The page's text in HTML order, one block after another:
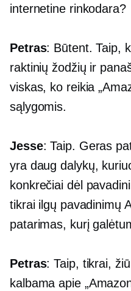
internetine rinkodara?
Petras: Būtent. Taip,
raktinių žodžių ir
viskas, ko reikia
sąlygomis.
Jesse: Taip. Geras
yra daug dalykų,
konkrečiai dėl
tikrai ilgų pavadinimų
patarimas, kurį
Petras: Taip, tikrai,
kalbama apie